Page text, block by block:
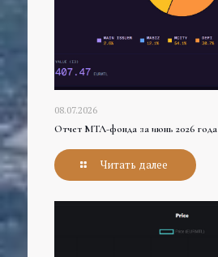
08.07.2026
Отчет МТЛ-фонда за июнь 2026 года
Читать далее